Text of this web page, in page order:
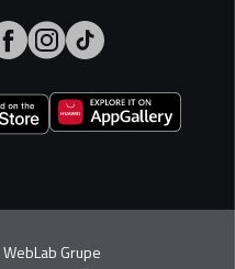
WebLab Grupe